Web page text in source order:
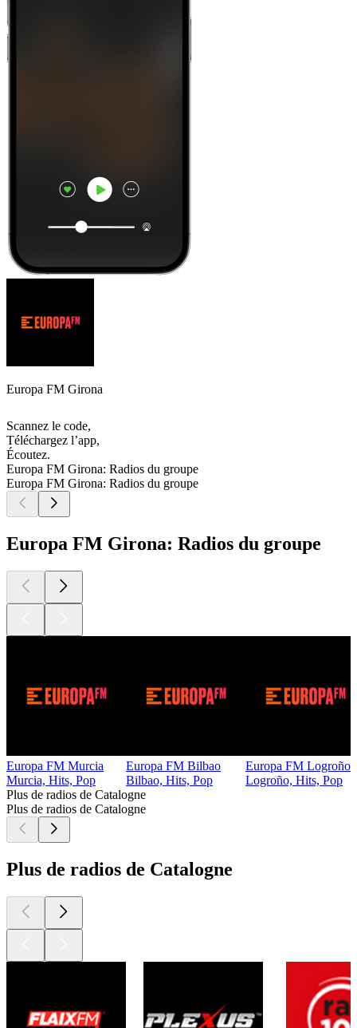
Europa FM Girona
Scannez le code,
Téléchargez l’app,
Écoutez.
Europa FM Girona: Radios du groupe
Europa FM Girona: Radios du groupe
Europa FM Girona: Radios du groupe
Europa FM Murcia
Murcia, Hits, Pop
Europa FM Bilbao
Bilbao, Hits, Pop
Europa FM Logroño
Logroño, Hits, Pop
Plus de radios de Catalogne
Plus de radios de Catalogne
Plus de radios de Catalogne